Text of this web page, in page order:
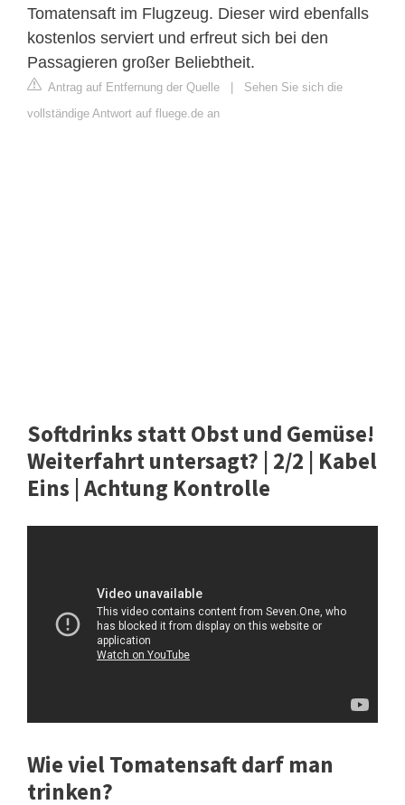
Tomatensaft im Flugzeug. Dieser wird ebenfalls
kostenlos serviert und erfreut sich bei den
Passagieren großer Beliebtheit.
Antrag auf Entfernung der Quelle
Sehen Sie sich die
vollständige Antwort auf fluege.de an
Softdrinks statt Obst und Gemüse!
Weiterfahrt untersagt? | 2/2 | Kabel
Eins | Achtung Kontrolle
Wie viel Tomatensaft darf man
trinken?